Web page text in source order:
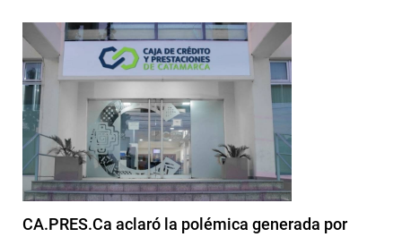
CA.PRES.Ca aclaró la polémica generada por